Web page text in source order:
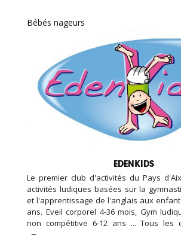
Bébés nageurs
EDENKIDS
Le premier club d'activités du Pays
activités ludiques basées sur la
et l'apprentissage de l'anglais aux
ans. Eveil corporel 4-36 mois, Gym
non compétitive 6-12 ans ... Tous les